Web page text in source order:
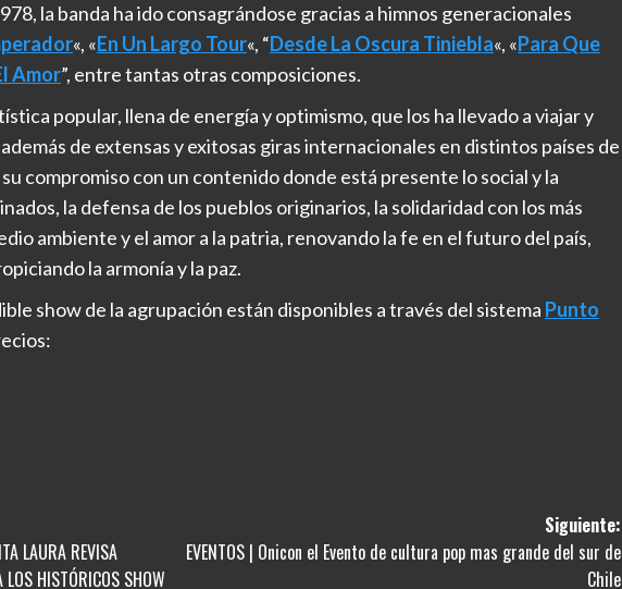
la banda ha ido consagrándose gracias a himnos generacionales
«, «En Un Largo Tour«, “Desde La Oscura Tiniebla«, «Para Que
Amor”, entre tantas otras composiciones.
popular, llena de energía y optimismo, que los ha llevado a viajar y
de extensas y exitosas giras internacionales en distintos países de
compromiso con un contenido donde está presente lo social y la
la defensa de los pueblos originarios, la solidaridad con los más
ambiente y el amor a la patria, renovando la fe en el futuro del país,
la armonía y la paz.
show de la agrupación están disponibles a través del sistema Punto
LAURA REVISA
LOS HISTÓRICOS SHOW
Siguiente:
EVENTOS | Onicon el Evento de cultura pop mas grande del sur de
Chile